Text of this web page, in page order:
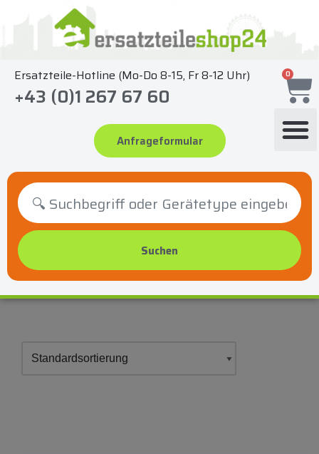
springen
Ersatzteile-Hotline (Mo-Do 8-15, Fr 8-12 Uhr)
+43 (0)1 267 67 60
Anfrageformular
0